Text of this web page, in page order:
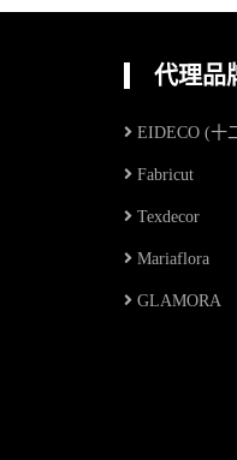
代理品
EIDECO (十
Fabricut
Texdecor
Mariaflora
GLAMORA